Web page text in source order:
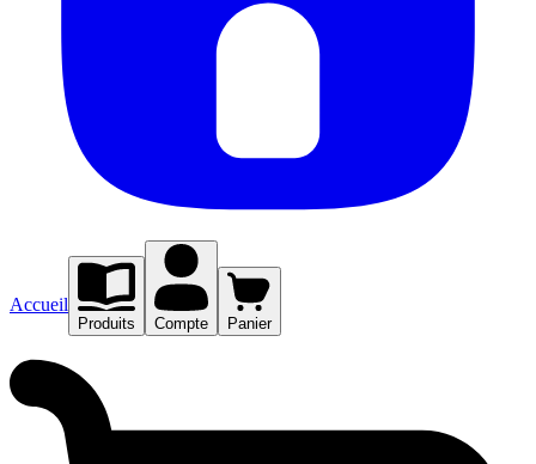
Accueil
Produits Compte Panier